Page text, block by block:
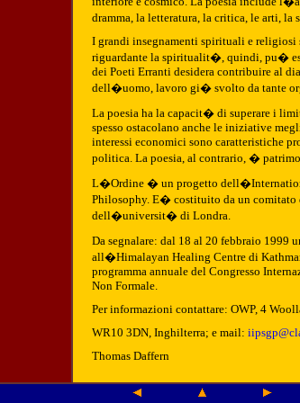
dramma, la letteratura, la critica, le arti,
I grandi insegnamenti spirituali e religiosi
riguardante la spiritualit�, quindi, pu�
dei Poeti Erranti desidera contribuire al
dell�uomo, lavoro gi� svolto da tante
La poesia ha la capacit� di superare i
spesso ostacolano anche le iniziative
interessi economici sono caratteristiche
politica. La poesia, al contrario, �
L�Ordine � un progetto
Philosophy. E� costituito da un
dell�universit� di Londra.
Da segnalare: dal 18 al 20 febbraio 1999
all�Himalayan Healing Centre di
programma annuale del Congresso
Non Formale.
Per informazioni contattare: OWP, 4
WR10 3DN, Inghilterra; e mail:
Thomas Daffern